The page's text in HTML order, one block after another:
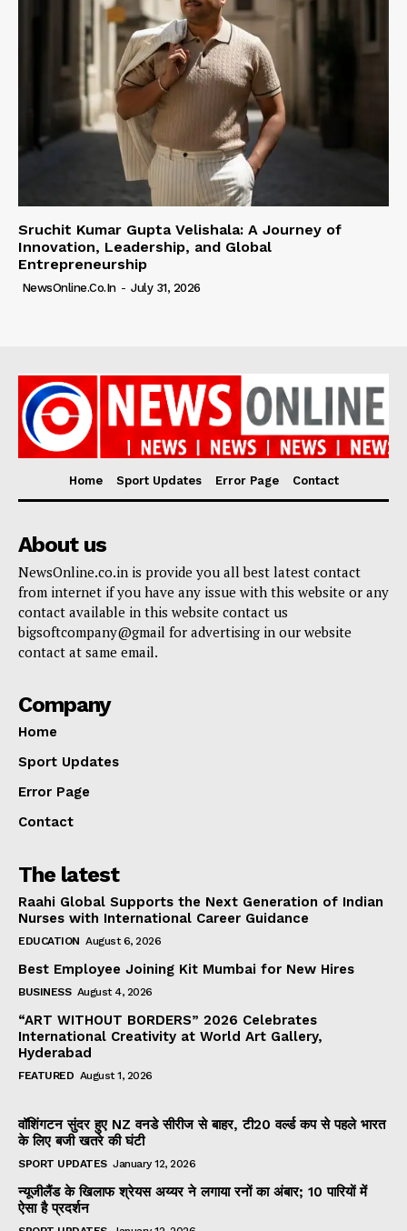
Sruchit Kumar Gupta Velishala: A Journey of
Innovation, Leadership, and Global
Entrepreneurship
NewsOnline.co.in - July 31, 2026
Home Sport Updates Error Page Contact
About us
NewsOnline.co.in is provide you all best latest contact
from internet if you have any issue with this website or any
contact available in this website contact us
bigsoftcompany@gmail for advertising in our website
contact at same email.
Company
Home
Sport Updates
Error Page
Contact
The latest
Raahi Global Supports the Next Generation of Indian
Nurses with International Career Guidance
EDUCATION August 6, 2026
Best Employee Joining Kit Mumbai for New Hires
BUSINESS August 4, 2026
“ART WITHOUT BORDERS” 2026 Celebrates
International Creativity at World Art Gallery,
Hyderabad
FEATURED August 1, 2026
वॉशिंगटन सुंदर हुए NZ वनडे सीरीज से बाहर, टी20 वर्ल्ड कप से पहले भारत
के लिए बजी खतरे की घंटी
SPORT UPDATES January 12, 2026
न्यूजीलैंड के खिलाफ श्रेयस अय्यर ने लगाया रनों का अंबार; 10 पारियों में
ऐसा है प्रदर्शन